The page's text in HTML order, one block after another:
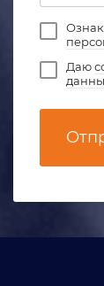
Даю